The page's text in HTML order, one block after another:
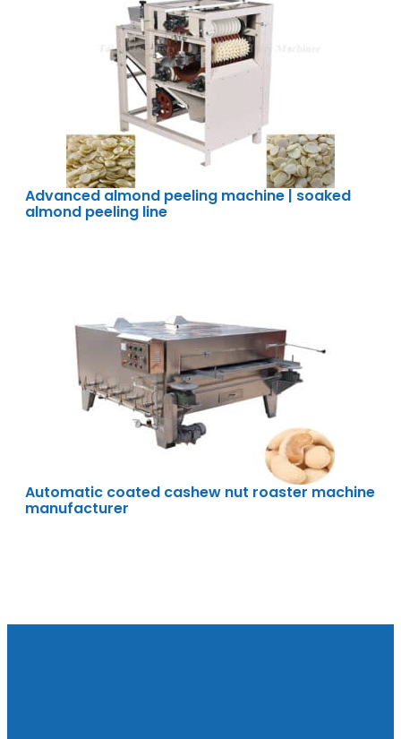
Advanced almond peeling machine | soaked
almond peeling line
Automatic coated cashew nut roaster machine
manufacturer